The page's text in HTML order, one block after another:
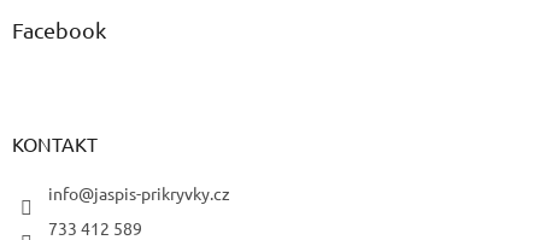
Facebook
KONTAKT
info@jaspis-prikryvky.cz
733 412 589